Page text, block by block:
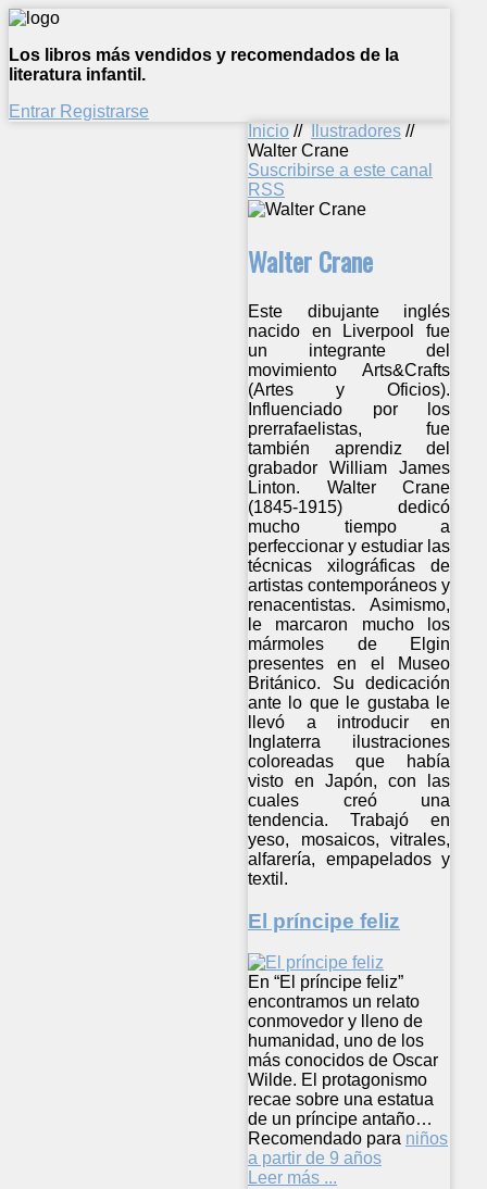
Los libros más vendidos y recomendados de la
literatura infantil.
Entrar Registrarse
Inicio // Ilustradores //
Walter Crane
Suscribirse a este canal
RSS
Walter Crane
Este dibujante inglés
nacido en Liverpool fue
un integrante del
movimiento Arts&Crafts
(Artes y Oficios).
Influenciado por los
prerrafaelistas, fue
también aprendiz del
grabador William James
Linton. Walter Crane
(1845-1915) dedicó
mucho tiempo a
perfeccionar y estudiar las
técnicas xilográficas de
artistas contemporáneos y
renacentistas. Asimismo,
le marcaron mucho los
mármoles de Elgin
presentes en el Museo
Británico. Su dedicación
ante lo que le gustaba le
llevó a introducir en
Inglaterra ilustraciones
coloreadas que había
visto en Japón, con las
cuales creó una
tendencia. Trabajó en
yeso, mosaicos, vitrales,
alfarería, empapelados y
textil.
El príncipe feliz
En “El príncipe feliz”
encontramos un relato
conmovedor y lleno de
humanidad, uno de los
más conocidos de Oscar
Wilde. El protagonismo
recae sobre una estatua
de un príncipe antaño…
Recomendado para niños
a partir de 9 años
Leer más ...